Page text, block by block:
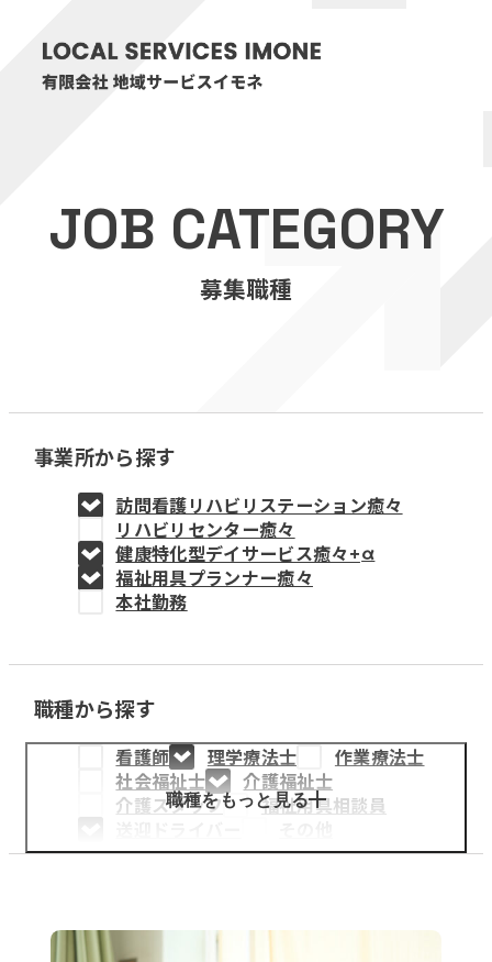
医療・介護事業
訪問看護リハビリステーション癒々
福祉用具プランナー癒々
教育事業
姫路中央こども園
姫路中央保育園
採用情報
医療・介護事業
募集職種
お知らせ
JOB CATEGORY
募集職種
事業所から探す
訪問看護リハビリステーション癒々
リハビリセンター癒々
健康特化型デイサービス癒々+α
福祉用具プランナー癒々
本社勤務
職種から探す
看護師 理学療法士
作業療法士
社会福祉士
介護福祉士
介護スタッフ
福祉用具相談員
職種をもっと見る